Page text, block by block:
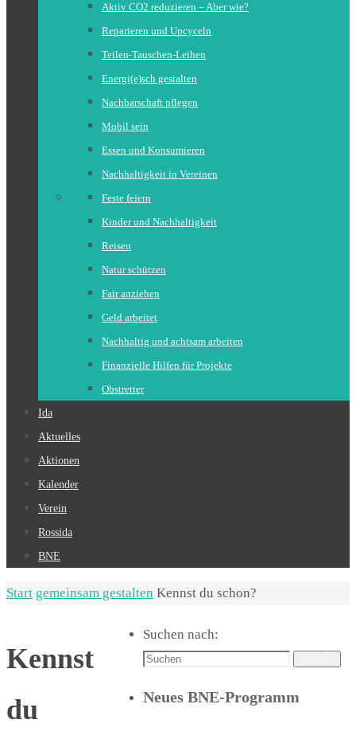
Aktiv CO2 reduzieren – Aber wie?
Reparieren und Upcyceln
Teilen-Tauschen-Leihen
Energi(e)sch gestalten
Nachbarschaft pflegen
Mobil sein
Essen und Konsumieren
Nachhaltigkeit in Vereinen
Feste feiern
Kinder und Nachhaltigkeit
Reisen
Natur schützen
Fair anziehen
Geld arbeitet
Nachhaltig und achtsam arbeiten
Finanzielle Hilfen für Projekte
Obstretter
Ida
Aktuelles
Aktionen
Kalender
Verein
Rossida
BNE
Start gemeinsam gestalten Kennst du schon?
Kennst
du
Suchen nach:
Neues BNE-Programm